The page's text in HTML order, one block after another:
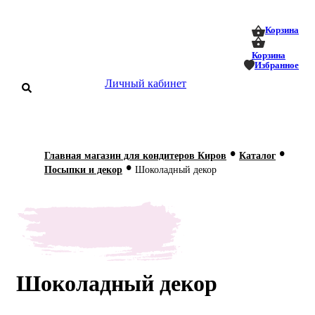
Корзина
Корзина
Избранное
Личный кабинет
Статьи
О нас
Главная магазин для кондитеров Киров • Каталог •
Посыпки и декор • Шоколадный декор
Шоколадный декор